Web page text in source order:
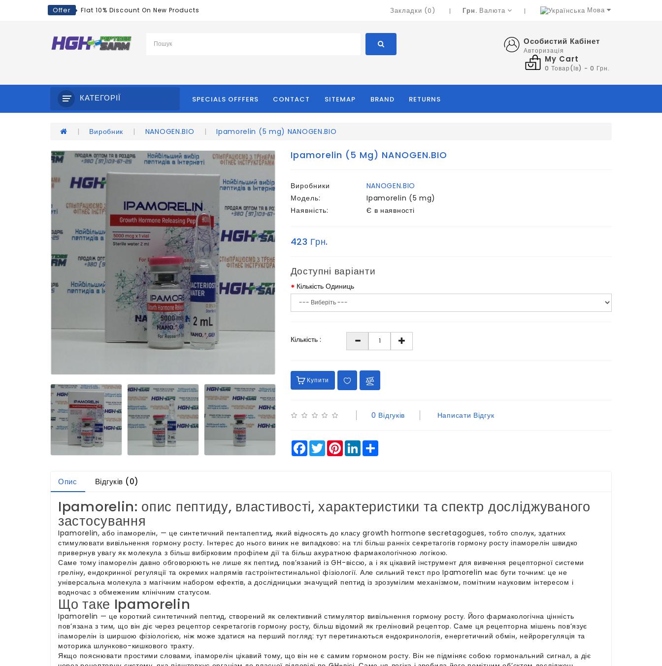
Offer Flat 10% Discount On New Products Закладки (0) Грн. Валюта Мова
Особистий Кабінет
Авторизація
My Cart
0 Товар(ів) - 0 Грн.
КАТЕГОРІЇ SPECIALS OFFFERS CONTACT SITEMAP BRAND RETURNS
Виробник NANOGEN.BIO Ipamorelin (5 mg) NANOGEN.BIO
Ipamorelin (5 Mg) NANOGEN.BIO
Виробники
NANOGEN.BIO
Модель:
Ipamorelin (5 mg)
Наявність:
Є в наявності
423 Грн.
Доступні варіанти
Кількість Одиниць
Кількість :
Купити
0 Відгуків Написати Відгук
Facebook
TwitterPinterestLinkedInShare
Опис Відгуків (0)
Ipamorelin: опис пептиду, властивості, характеристики та спектр досліджуваного
застосування
Ipamorelin, або іпаморелін, — це синтетичний пентапептид, який відносять до класу growth hormone secretagogues, тобто сполук, здатних
стимулювати вивільнення гормону росту. Інтерес до нього виник не випадково: на тлі більш ранніх секретагогів гормону росту іпаморелін швидко
привернув увагу як молекула з більш вибірковим профілем дії та більш акуратною фармакологічною логікою.
Саме тому іпаморелін давно обговорюють не лише як пептид, пов’язаний із GH-віссю, а і як цікавий інструмент для вивчення рецепторної системи
греліну, ендокринної регуляції та окремих напрямів гастроінтестинальної фізіології. Але сильний текст про Ipamorelin має бути точним: це не
універсальна молекула з магічним набором ефектів, а дослідницьки значущий пептид із зрозумілим механізмом, помітним науковим інтересом і
водночас з обмеженим клінічним статусом.
Що таке Ipamorelin
Ipamorelin — це короткий синтетичний пептид, створений як селективний стимулятор вивільнення гормону росту. Його фармакологічна цінність
пов’язана з тим, що він діє через рецептор секретагогів гормону росту, більш відомий як греліновий рецептор. Саме ця рецепторна мішень пов’язує
іпаморелін із ширшою фізіологією, ніж може здатися на перший погляд: тут перетинаються ендокринологія, енергетичний обмін, нейрорегуляція та
моторика шлунково-кишкового тракту.
Якщо пояснювати простими словами, іпаморелін цікавий тому, що він не є самим гормоном росту. Він не підміняє собою гормональний сигнал, а діє